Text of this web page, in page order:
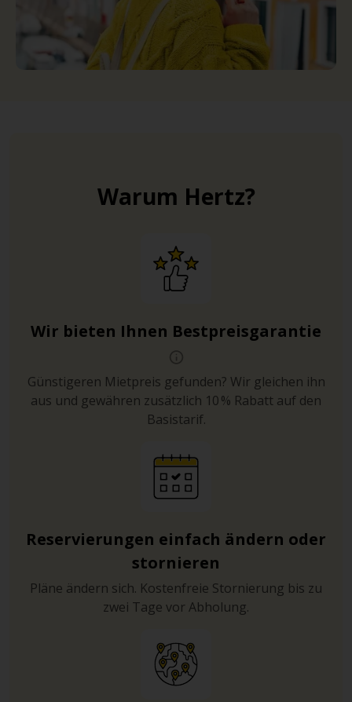
Warum Hertz?
Wir bieten Ihnen Bestpreisgarantie
Günstigeren Mietpreis gefunden? Wir gleichen ihn
aus und gewähren zusätzlich 10 % Rabatt auf den
Basistarif.
Reservierungen einfach ändern oder
stornieren
Pläne ändern sich. Kostenfreie Stornierung bis zu
zwei Tage vor Abholung.